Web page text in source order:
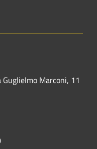
Guglielmo Marconi, 11